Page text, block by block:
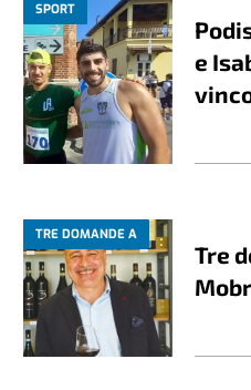
SPORT
e
TRE DOMANDE A
Tre